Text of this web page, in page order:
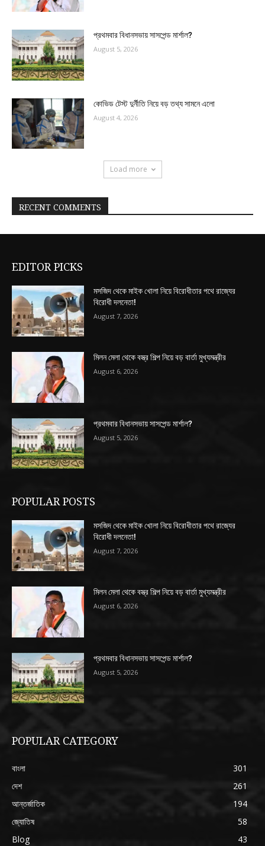
প্রথমবার বিধানসভায় সাসপেন্ড মার্শাল?
August 5, 2026
কোভিড টেস্ট দুর্নীতি নিয়ে বড় তথ্য সামনে এলো
August 4, 2026
Load more
RECENT COMMENTS
EDITOR PICKS
মসজিদ থেকে মাইক খোলা নিয়ে বিরোধীতার পথে রাজ্যের
বিরোধী দলনেতা!
August 7, 2026
মিলন মেলা থেকে বস্ত্র শিল্প নিয়ে বড় বার্তা মুখ্যমন্ত্রীর
August 6, 2026
প্রথমবার বিধানসভায় সাসপেন্ড মার্শাল?
August 5, 2026
POPULAR POSTS
মসজিদ থেকে মাইক খোলা নিয়ে বিরোধীতার পথে রাজ্যের
বিরোধী দলনেতা!
August 7, 2026
মিলন মেলা থেকে বস্ত্র শিল্প নিয়ে বড় বার্তা মুখ্যমন্ত্রীর
August 6, 2026
প্রথমবার বিধানসভায় সাসপেন্ড মার্শাল?
August 5, 2026
POPULAR CATEGORY
বাংলা
301
দেশ
261
আন্তর্জাতিক
194
জ্যোতিষ
58
Blog
43